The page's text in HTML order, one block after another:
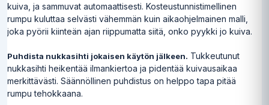
kuiva, ja sammuvat automaattisesti. Kosteustunnistimellinen
rumpu kuluttaa selvästi vähemmän kuin aikaohjelmainen malli,
joka pyörii kiinteän ajan riippumatta siitä, onko pyykki jo kuiva.
Puhdista nukkasihti jokaisen käytön jälkeen. Tukkeutunut
nukkasihti heikentää ilmankiertoa ja pidentää kuivausaikaa
merkittävästi. Säännöllinen puhdistus on helppo tapa pitää
rumpu tehokkaana.